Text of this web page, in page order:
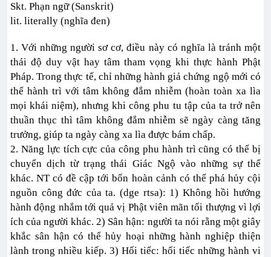
Skt. Phạn ngữ (Sanskrit)
lit. literally (nghĩa đen)
1. Với những người sơ cơ, điều này có nghĩa là tránh một
thái độ duy vật hay tâm tham vọng khi thực hành Phật
Pháp. Trong thực tế, chỉ những hành giả chứng ngộ mới có
thể hành trì với tâm không đắm nhiễm (hoàn toàn xa lìa
mọi khái niệm), nhưng khi công phu tu tập của ta trở nên
thuần thục thì tâm không đắm nhiễm sẽ ngày càng tăng
trưởng, giúp ta ngày càng xa lìa được bám chấp.
2. Năng lực tích cực của công phu hành trì cũng có thể bị
chuyển dịch từ trạng thái Giác Ngộ vào những sự thể
khác. NT có đề cập tới bốn hoàn cảnh có thể phá hủy cội
nguồn công đức của ta. (dge rtsa): 1) Không hồi hướng
hành động nhắm tới quả vị Phật viên mãn tối thượng vì lợi
ích của người khác. 2) Sân hận: người ta nói rằng một giây
khắc sân hận có thể hủy hoại những hành nghiệp thiện
lành trong nhiều kiếp. 3) Hối tiếc: hối tiếc những hành vi